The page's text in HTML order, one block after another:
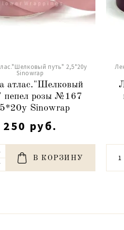
путь" 2,5*20y
Sinowrap
атлас."Шелковый
пепел розы №167
Sinowrap
250 руб.
В КОРЗИНУ